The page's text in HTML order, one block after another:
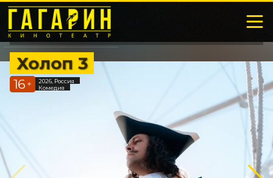
Холоп 3
16 +
2026, Россия
Комедия